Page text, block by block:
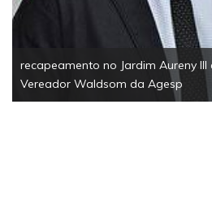
recapeamento no Jardim Aureny
Vereador Waldsom da Agesp